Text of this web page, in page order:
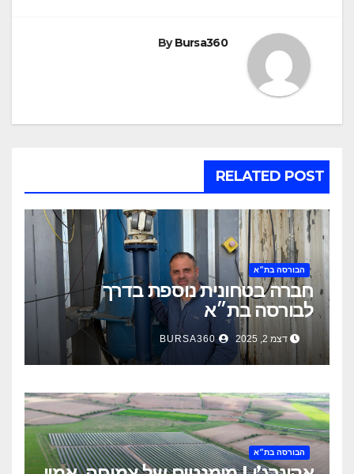
ByBursa360
RELATED POST
הבורסה בת״א
חברה בטחונית נוספת בדרך
לבורסה בת״א
דצמ 2, 2025 BURSA360
הבורסה בת״א